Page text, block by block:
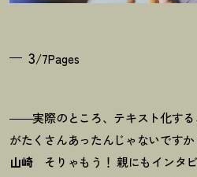
3/7Pages
――実際のところ、テキスト化する
がたくさんあったんじゃないですか
山崎そりゃもう ！ 親にもインタ